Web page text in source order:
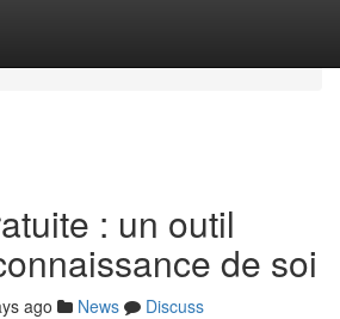
: un outil
de soi
ago News
Discuss